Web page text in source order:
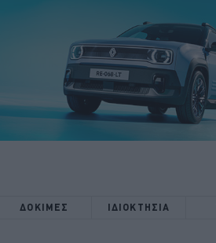
ΔΟΚΙΜΕΣ ΙΔΙΟΚΤΗΣΙΑ